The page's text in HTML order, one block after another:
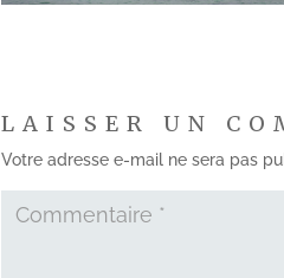
LAISSER UN
Votre adresse e-mail ne sera pas